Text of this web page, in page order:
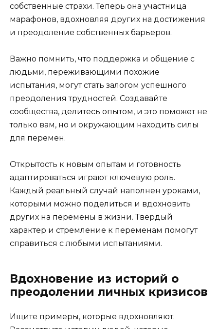
собственные страхи. Теперь она участница
марафонов, вдохновляя других на достижения
и преодоление собственных барьеров.
Важно помнить, что поддержка и общение с
людьми, переживающими похожие
испытания, могут стать залогом успешного
преодоления трудностей. Создавайте
сообщества, делитесь опытом, и это поможет не
только вам, но и окружающим находить силы
для перемен.
Открытость к новым опытам и готовность
адаптироваться играют ключевую роль.
Каждый реальный случай наполнен уроками,
которыми можно поделиться и вдохновить
других на перемены в жизни. Твердый
характер и стремление к переменам помогут
справиться с любыми испытаниями.
Вдохновение из историй о
преодолении личных кризисов
Ищите примеры, которые вдохновляют.